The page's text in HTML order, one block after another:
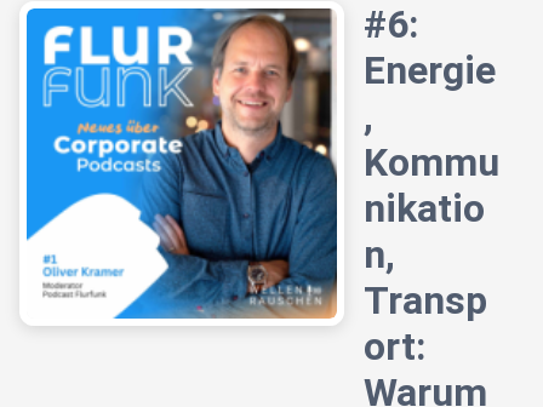
#6:
Energie
,
Kommu
nikatio
n,
Transp
ort:
Warum